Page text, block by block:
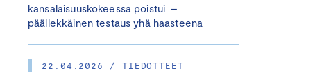
kansalaisuuskokeessa poistui –
päällekkäinen testaus yhä haasteena
22.04.2026 / TIEDOTTEET